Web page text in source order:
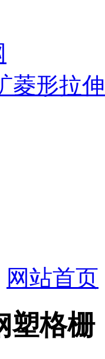
菱形拉
网站首页
塑格栅